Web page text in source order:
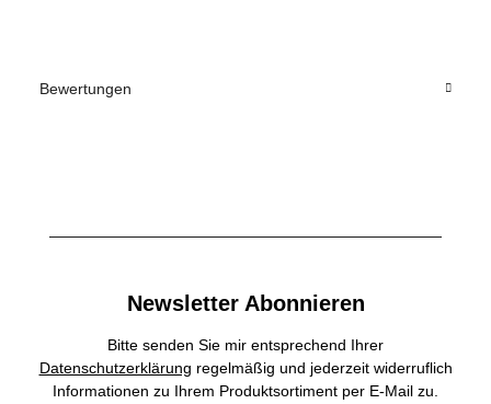
Bewertungen
Newsletter Abonnieren
Bitte senden Sie mir entsprechend Ihrer
Datenschutzerklärung regelmäßig und jederzeit widerruflich
Informationen zu Ihrem Produktsortiment per E-Mail zu.